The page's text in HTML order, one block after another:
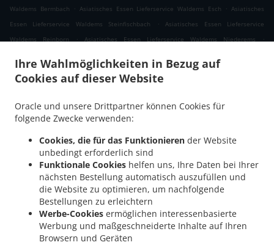
Ihre Wahlmöglichkeiten in Bezug auf
Cookies auf dieser Website
Oracle und unsere Drittpartner können Cookies für
folgende Zwecke verwenden:
Cookies, die für das Funktionieren der Website
unbedingt erforderlich sind
Funktionale Cookies helfen uns, Ihre Daten bei Ihrer
nächsten Bestellung automatisch auszufüllen und
die Website zu optimieren, um nachfolgende
Bestellungen zu erleichtern
Werbe-Cookies ermöglichen interessenbasierte
Werbung und maßgeschneiderte Inhalte auf Ihren
Browsern und Geräten
Waldems Bermbach
. Asiatisches Essen Lieferservice Waldems Esch . Asiatisches
Essen Lieferservice Waldems Steinfischbach
.
Asiatisches Essen Lieferservice
Waldems Reinborn
. Asiatisches Essen Lieferservice Waldems Niederems
.
Taunusstein Eschenhahn
. Asiatisches Essen Lieferservice Taunusstein Neuhof
Asiatisches Essen Lieferservice Taunusstein Maisel
Asiatisches Essen Lieferservice Taunusstein Hambach
Niederlibbach
. Asiatisches Essen Lieferservice Taunusstein . Asiatisches Essen
Lieferservice Bad Camberg Würges
Asiatisches Essen Lieferservice Bad Camberg
Wallrabenstein . Asiatisches Essen Lieferservice Bad Camberg Walsdorf
Asiatisches
Essen Lieferservice Bad Camberg
. Asiatisches Essen Lieferservice Eselsweide
Asiatisches Essen Lieferservice Hünfelden Ohren
Hünfelden Bechtheim
Asiatisches Essen Lieferservice Hünfelden
Asiatisches Essen
Lieferservice Eppstein Ehlhalten
. Asiatisches Essen Lieferservice Eppstein